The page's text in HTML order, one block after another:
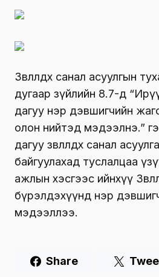
Зөвлөлдөх санал асуулгын
дугаар зүйлийн 8.7-д
дагуу нэр дэвшигчийн
олон нийтэд мэдээлнэ.”
дагуу зөвлөлдөх санал
байгуулахад туслалцаа
ажлын хэсгээс ийнхүү
бүрэлдэхүүнд нэр
мэдээллээ.
Share